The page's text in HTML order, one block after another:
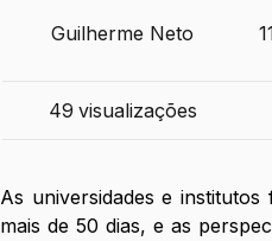
Guilherme Neto
49 visualizações
As universidades e
mais de 50 dias, e as